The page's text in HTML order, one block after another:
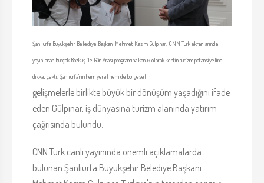
Şanlıurfa Büyükşehir Belediye Başkanı Mehmet Kasım Gülpınar, CNN Türk ekranlarında
yayınlanan Burçak Bozkuş ile Gün Arası programına konuk olarak kentin turizm potansiyeline
dikkat çekti. Şanlıurfa'nın hem yerel hem de bölgesel
gelişmelerle birlikte büyük bir dönüşüm yaşadığını ifade
eden Gülpınar, iş dünyasına turizm alanında yatırım
çağrısında bulundu.
CNN Türk canlı yayınında önemli açıklamalarda
bulunan Şanlıurfa Büyükşehir Belediye Başkanı